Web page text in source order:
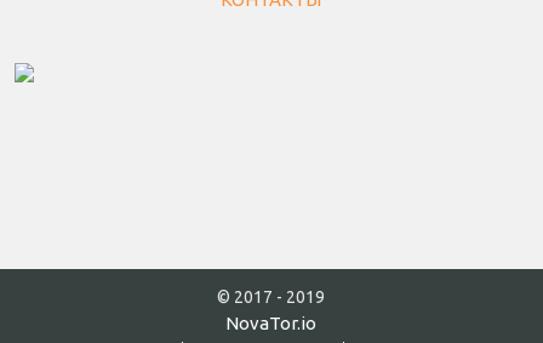
© 2017 - 2019
NovaTor.io